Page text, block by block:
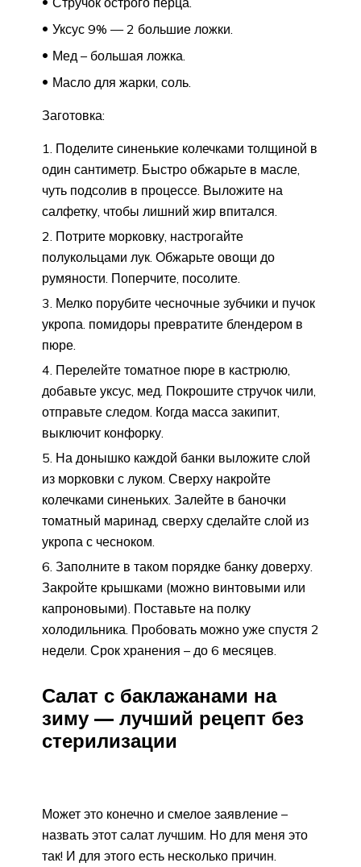
Уксус 9% — 2 большие ложки.
Мед – большая ложка.
Масло для жарки, соль.
Заготовка:
Поделите синенькие колечками толщиной в
один сантиметр. Быстро обжарьте в масле,
чуть подсолив в процессе. Выложите на
салфетку, чтобы лишний жир впитался.
Потрите морковку, настрогайте
полукольцами лук. Обжарьте овощи до
румяности. Поперчите, посолите.
Мелко порубите чесночные зубчики и пучок
укропа. помидоры превратите блендером в
пюре.
Перелейте томатное пюре в кастрюлю,
добавьте уксус, мед. Покрошите стручок чили,
отправьте следом. Когда масса закипит,
выключит конфорку.
На донышко каждой банки выложите слой
из морковки с луком. Сверху накройте
колечками синеньких. Залейте в баночки
томатный маринад, сверху сделайте слой из
укропа с чесноком.
Заполните в таком порядке банку доверху.
Закройте крышками (можно винтовыми или
капроновыми). Поставьте на полку
холодильника. Пробовать можно уже спустя 2
недели. Срок хранения – до 6 месяцев.
Салат с баклажанами на
зиму — лучший рецепт без
стерилизации
Может это конечно и смелое заявление –
назвать этот салат лучшим. Но для меня это
так! И для этого есть несколько причин.